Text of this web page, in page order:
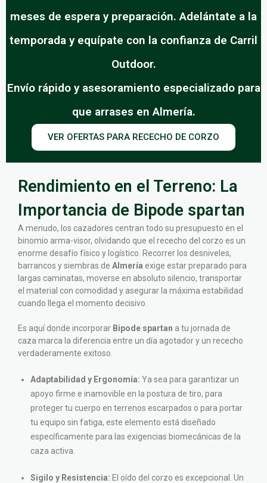
meses de espera y preparación. Adelántate a la
temporada y equípate con la confianza de Carril
Outdoor.
Envío rápido y asesoramiento especializado para
que arrases en Almería.
VER OFERTAS PARA RECECHO DE CORZO
Rendimiento en el Terreno: La
Importancia de Bipode spartan
A menudo, los cazadores centran todo su presupuesto en el
binomio arma-visor, olvidando que el rececho del corzo es un
enorme desafío físico y logístico. Recorrer los desniveles,
barrancos y siembras de Almería exige estar preparado para
largas caminatas, moverse en absoluto silencio, transportar
el material con comodidad y asegurar la máxima estabilidad
cuando llega el momento decisivo.
Es aquí donde incorporar Bipode spartan a tu jornada de
caza marca la diferencia entre un día agotador y un rececho
verdaderamente exitoso.
Adaptabilidad y Ergonomía: Ya sea para garantizar un
apoyo firme e inamovible en la postura de tiro, para
proteger tu cuerpo en terrenos escarpados o para portar
tu equipo sin fatiga, este elemento está diseñado
específicamente para las exigencias biomecánicas de la
caza activa.
Sigilo y Resistencia: El oído del corzo es excepcional. Un